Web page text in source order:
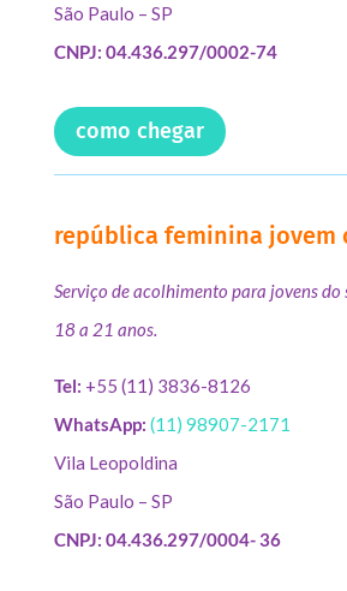
São Paulo – SP
CNPJ: 04.436.297/0002-74
como chegar
república feminina jovem
Serviço de acolhimento para jovens do
18 a 21 anos.
Tel: +55 (11) 3836-8126
WhatsApp: (11) 98907-2171
Vila Leopoldina
São Paulo – SP
CNPJ: 04.436.297/0004- 36